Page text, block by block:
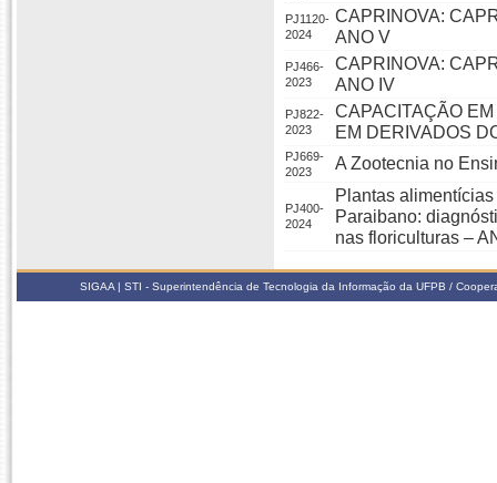
PJ1120-
2024
CAPRINOVA:
ANO V
PJ466-
2023
CAPRINOVA:
ANO IV
PJ822-
2023
CAPACITAÇÃO
EM DERIVADOS
PJ669-
2023
A Zootecnia no
PJ400-
2024
Plantas
Paraibano:
nas floriculturas –
SIGAA | STI - Superintendência de Tecnologia da Informação da UFPB /